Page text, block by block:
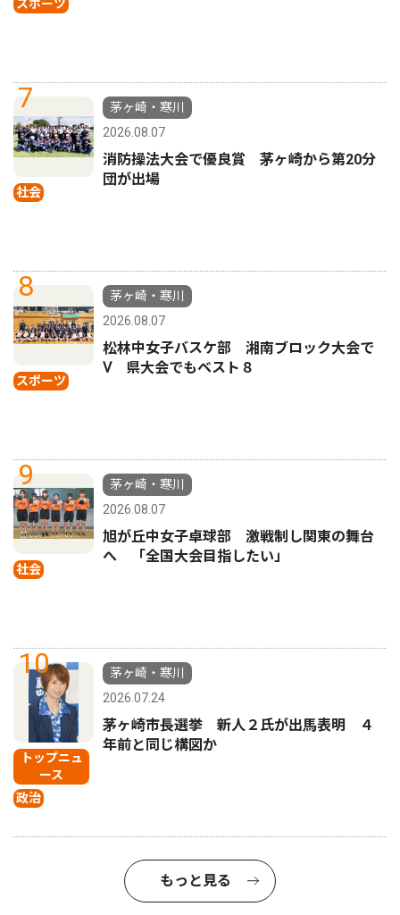
スポーツ
7
社会
茅ヶ崎・寒川
2026.08.07
消防操法大会で優良賞 茅ヶ崎から第20分
団が出場
8
スポーツ
茅ヶ崎・寒川
2026.08.07
松林中女子バスケ部 湘南ブロック大会で
Ⅴ 県大会でもベスト８
9
社会
茅ヶ崎・寒川
2026.08.07
旭が丘中女子卓球部 激戦制し関東の舞台
へ 「全国大会目指したい」
10
トップニュ
ース
政治
茅ヶ崎・寒川
2026.07.24
茅ヶ崎市長選挙 新人２氏が出馬表明 ４
年前と同じ構図か
もっと見る